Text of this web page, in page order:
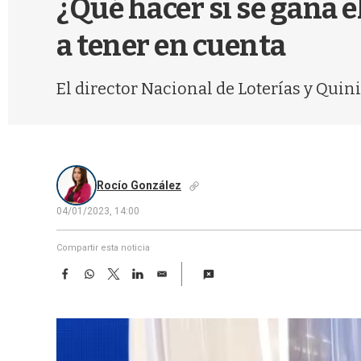
¿Qué hacer si se gana
a tener en cuenta
El director Nacional de Loterías y
Rocío González
04/01/2023, 14:00
Compartir esta noticia
F
e
W
t
T
w
t
L
k
E
i